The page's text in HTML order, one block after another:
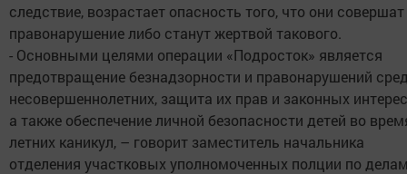
следствие, возрастает опасность того, что они совершат
правонарушение либо станут жертвой такового.
- Основными целями операции «Подросток» является
предотвращение безнадзорности и правонарушений
несовершеннолетних, защита их прав и законных
а также обеспечение личной безопасности детей во
летних каникул, – говорит заместитель начальника
отделения участковых уполномоченных полции по